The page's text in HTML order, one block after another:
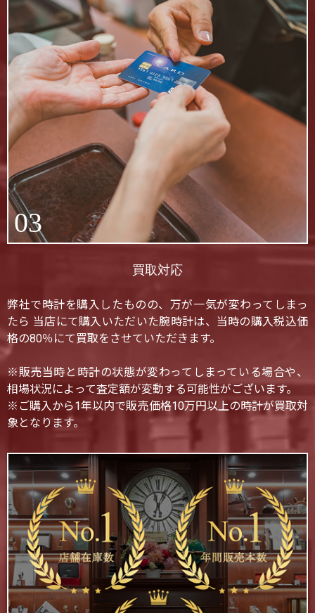
03
買取対応
弊社で時計を購入したものの、万が一気が変わってしまっ
たら 当店にて購入いただいた腕時計は、当時の購入税込価
格の80％にて買取をさせていただきます。
※販売当時と時計の状態が変わってしまっている場合や、
相場状況によって査定額が変動する可能性がございます。
※ご購入から1年以内で販売価格10万円以上の時計が買取対
象となります。